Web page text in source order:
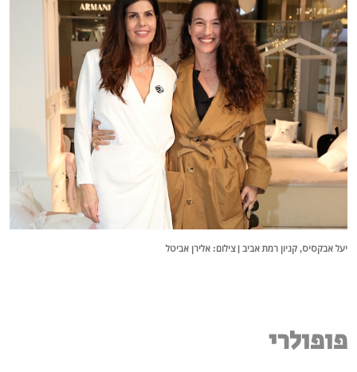
יעל אבקסיס, קניון רמת אביב | צילום: אלירן אביטל
פופולרי